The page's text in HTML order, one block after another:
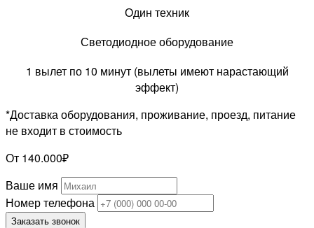
Один техник
Светодиодное оборудование
1 вылет по 10 минут (вылеты имеют нарастающий
эффект)
*Доставка оборудования, проживание, проезд, питание
не входит в стоимость
От 140.000₽
Ваше имя
Номер телефона
Заказать звонок